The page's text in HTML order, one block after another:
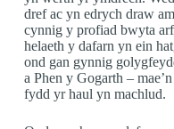
dref ac yn edrych draw
cynnig y profiad bwyta
helaeth y dafarn yn ein
ond gan gynnig
a Phen y Gogarth –
fydd yr haul yn machlud.